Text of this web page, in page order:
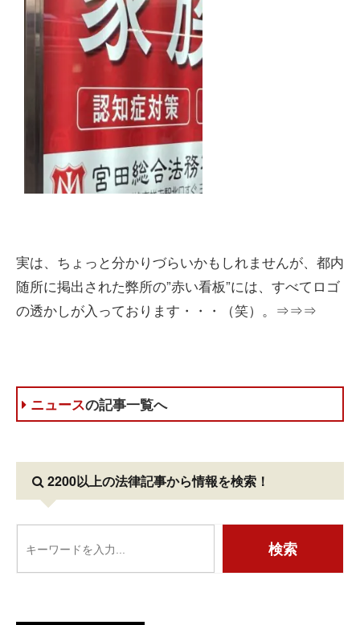
実は、ちょっと分かりづらいかもしれませんが、都内
随所に掲出された弊所の”赤い看板”には、すべてロゴ
の透かしが入っております・・・（笑）。⇒⇒⇒
ニュースの記事一覧へ
2200以上の法律記事から情報を検索！